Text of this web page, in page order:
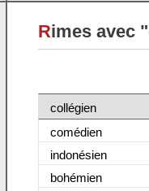
Rimes avec
collégien
comédien
indonésien
bohémien